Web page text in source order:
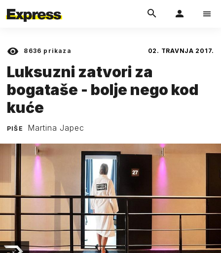
8636 prikaza 02. TRAVNJA 2017.
Luksuzni zatvori za
bogataše - bolje nego kod
kuće
PIŠE Martina Japec